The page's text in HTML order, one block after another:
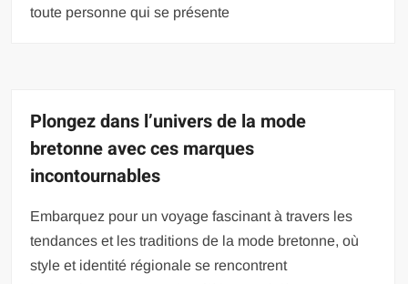
toute personne qui se présente
Plongez dans l’univers de la mode
bretonne avec ces marques
incontournables
Embarquez pour un voyage fascinant à travers les
tendances et les traditions de la mode bretonne, où
style et identité régionale se rencontrent